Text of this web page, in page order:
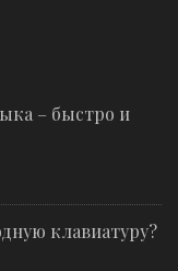
– быстро и
клавиатуру?